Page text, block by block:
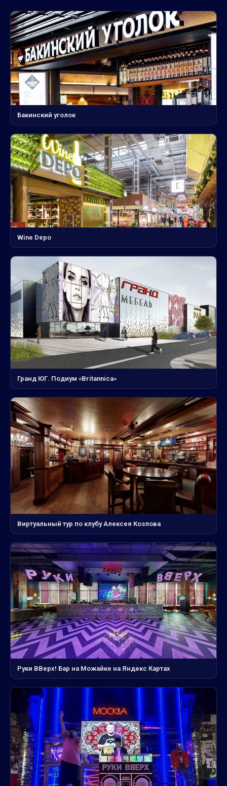
Бакинский уголок
Wine Depo
Гранд ЮГ. Подиум «Britannica»
Виртуальный тур по клубу Алексея Козлова
Руки ВВерх! Бар на Можайке на Яндекс Картах